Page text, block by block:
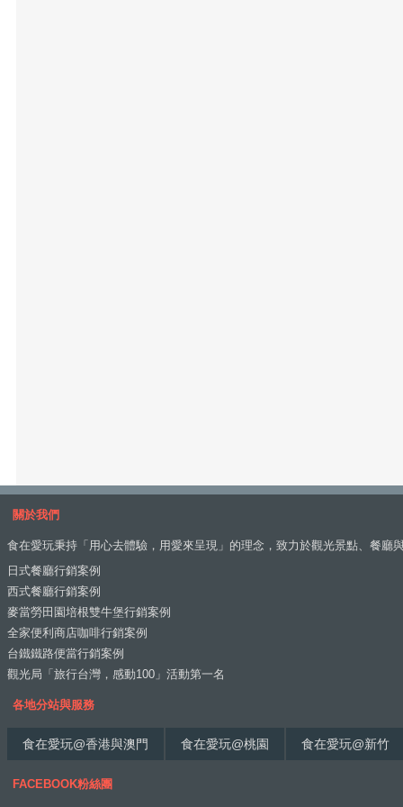
關於我們
食在愛玩秉持「用心去體驗，用愛來呈現」的理念，致力於觀光景點、餐廳
日式餐廳行銷案例
西式餐廳行銷案例
麥當勞田園培根雙牛堡行銷案例
全家便利商店咖啡行銷案例
台鐵鐵路便當行銷案例
觀光局「旅行台灣，感動100」活動第一名
各地分站與服務
食在愛玩@香港與澳門 食在愛玩@桃園 食在愛玩@新竹
FACEBOOK粉絲團